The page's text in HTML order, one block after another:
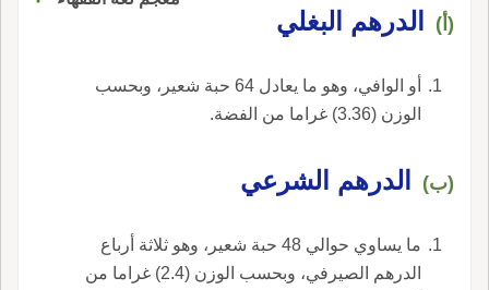
(أ) الدرهم البغلي
أو الوافي، وهو ما يعادل 64 حبة شعير، وبحسب
الوزن (3.36) غراما من الفضة.
(ب) الدرهم الشرعي
ما يساوي حوالي 48 حبة شعير، وهو ثلاثة أرباع
الدرهم الصيرفي، وبحسب الوزن (2.4) غراما من